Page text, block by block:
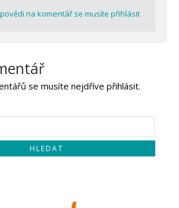
na komentář se musíte přihlásit
se musíte nejdříve přihlásit.